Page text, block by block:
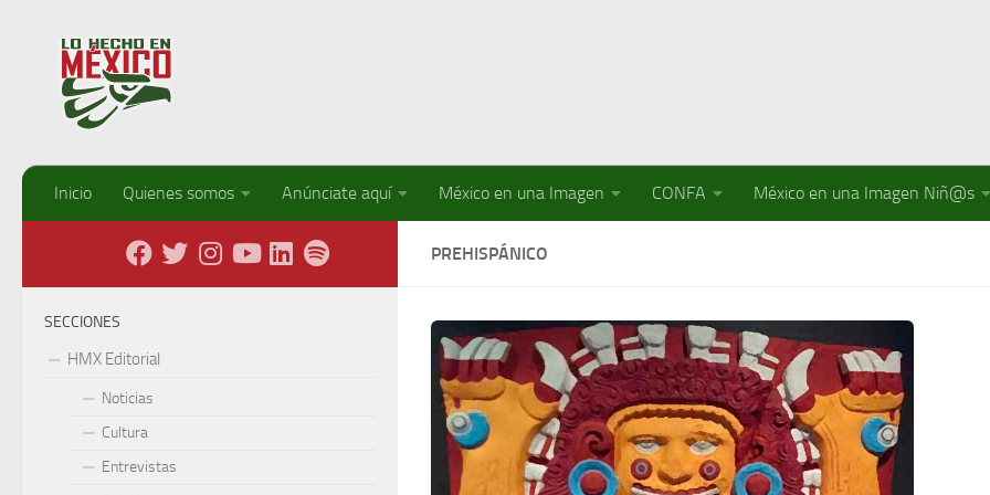
Inicio Quienes somos Anúnciate aquí México en una Imagen CONFA México en una Imagen Niñ@s
PREHISPÁNICO
SECCIONES
HMX Editorial
Noticias
Cultura
Entrevistas